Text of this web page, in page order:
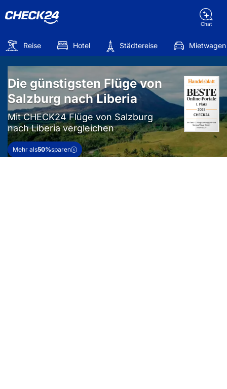
Chat
Reise Hotel Städtereise Mietwagen
Die günstigsten Flüge von
Salzburg nach Liberia
Mit CHECK24 Flüge von Salzburg
nach Liberia vergleichen
Mehr als50%sparen